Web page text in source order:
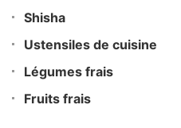
Shisha
Ustensiles de cuisine
Légumes frais
Fruits frais